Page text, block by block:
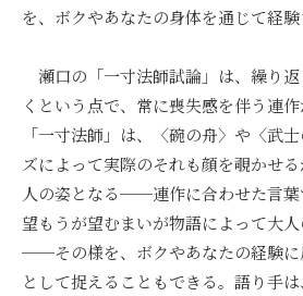
を、ボクやあなたの身体を通じて経験
瀬口の「一寸法師試論」は、繰り
くという点で、常に喪失感を伴う連
「一寸法師」は、〈碗の舟〉や〈武
ズによって実際のそれも顔を覗かせ
人の姿となる──連作に合わせた言
望もうが望むまいが物語によって大
──その様を、ボクやあなたの経験に
として捉えることもできる。語り手